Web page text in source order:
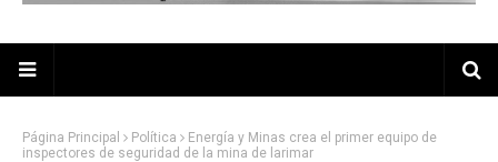
Página Principal Política
Energía y Minas crea el primer equipo de
inspectores de seguridad de la mina de larimar